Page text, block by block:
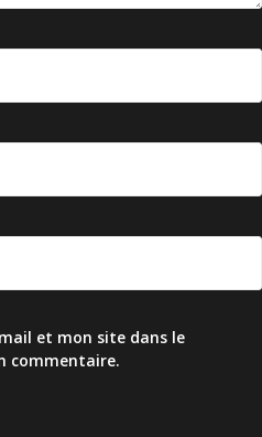
et mon site dans le
commentaire.